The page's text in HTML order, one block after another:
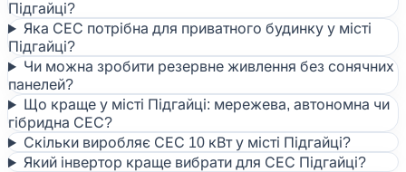
Підгайці?
Яка СЕС потрібна для приватного будинку у місті
Підгайці?
Чи можна зробити резервне живлення без сонячних
панелей?
Що краще у місті Підгайці: мережева, автономна чи
гібридна СЕС?
Скільки виробляє СЕС 10 кВт у місті Підгайці?
Який інвертор краще вибрати для СЕС Підгайці?